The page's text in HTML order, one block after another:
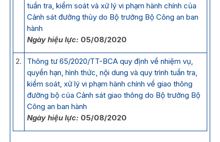
tuần tra, kiểm soát và xử lý vi phạm hành chính của
Cảnh sát đường thủy do Bộ trưởng Bộ Công an ban
hành
Ngày hiệu lực: 05/08/2020
2.
Thông tư 65/2020/TT-BCA quy định về nhiệm vụ,
quyền hạn, hình thức, nội dung và quy trình tuần tra,
kiểm soát, xử lý vi phạm hành chính về giao thông
đường bộ của Cảnh sát giao thông do Bộ trưởng Bộ
Công an ban hành
Ngày hiệu lực: 05/08/2020